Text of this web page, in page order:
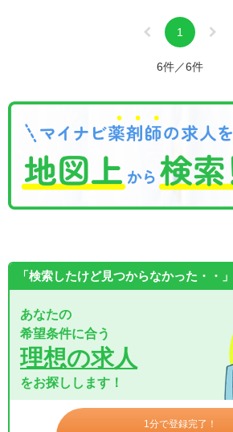
1
6件／6件
「検索したけど見つからなかった・・」
あなたの
希望条件に合う
理想の求人
をお探しします！
1分で登録完了！